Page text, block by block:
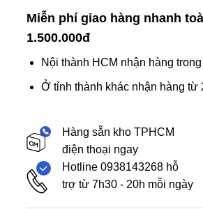
Miễn phí giao hàng nhanh
1.500.000đ
Nội thành HCM nhận hàng
Ở tỉnh thành khác nhận hàng từ
Hàng sẵn kho TPHCM
điện thoại ngay
Hotline 0938143268 hỗ
trợ từ 7h30 - 20h mỗi ngày